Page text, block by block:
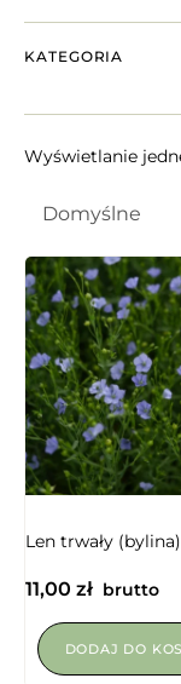
KATEGORIA
Wyświetlanie
Domyślne
Len trwały (bylina)
11,00 zł brutto
DODAJ DO